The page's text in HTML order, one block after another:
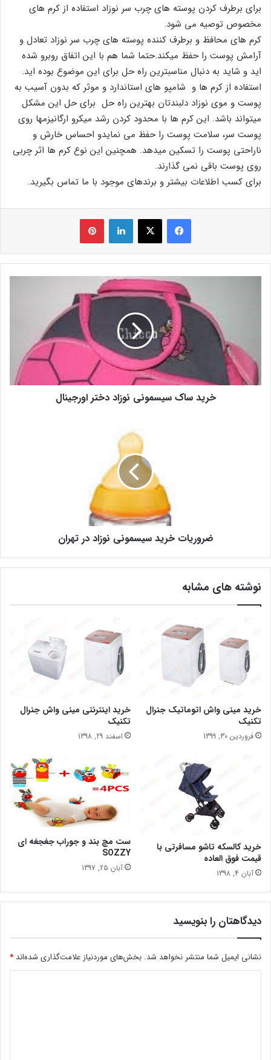
برای برطرف کردن پوسته های چرب سر نوزاد استفاده از کرم های
مخصوص توصیه می شود.
کرم های محافظ و برطرف کننده پوسته های چرب سر نوزاد تعادل و
آرامش پوست را حفظ میکند.حتما شما هم با این اتفاق روبرو شده
اید و شاید به دنبال مناسبترین راه حل برای این موضوع بوده اید.
استفاده از کرم ها و شامپو های استاندارد و موثر که بدون آسیب به
پوست و موی نوزاد دلبندتان بهترین راه حل برای حل این مشکل
میتواند باشد. این کرم ها با محدود کردن رشد میکرو ارگانیزمها روی
پوست سر، سلامت پوست را حفظ می نمایدو احساس خارش و
ناراحتی پوست را تسکین میدهد. همچنین این نوع کرم ها اثر چربی
روی پوست باقی نمی گذارند.
برای کسب اطلاعات بیشتر و برندهای موجود با ما تماس بگیرید.
فیس بوک X لینکدین ‫پین‌ترست
خرید ساک سیسمونی نوزاد دختر اورجینال
ضروریات خرید سیسمونی نوزاد در تهران
نوشته های مشابه
خرید مینی واش اتوماتیک جنرال
تکنیک
فروردین 30, 1399
خرید اینترنتی مینی واش جنرال
تکنیک
اسفند 29, 1398
خرید کالسکه تاشو مسافرتی با
قیمت فوق العاده
آبان 4, 1398
ست مچ بند و جوراب جغجغه ای
SOZZY
آبان 25, 1397
دیدگاهتان را بنویسید
نشانی ایمیل شما منتشر نخواهد شد. بخش‌های موردنیاز علامت‌گذاری شده‌اند *